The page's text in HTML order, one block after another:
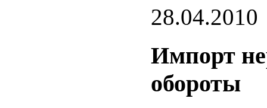
28.04.2010
Импорт
обороты